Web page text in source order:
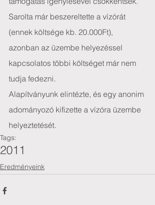
Sarolta már beszereltette a vízórát
(ennek költsége kb. 20.000Ft),
azonban az üzembe helyezéssel
kapcsolatos többi költséget már nem
tudja fedezni.
Alapítványunk elintézte, és egy anonim
adományozó kifizette a vízóra üzembe
helyeztetését.
Tags:
2011
Eredményeink